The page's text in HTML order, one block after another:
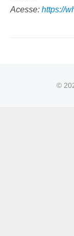
Acesse: https://
©